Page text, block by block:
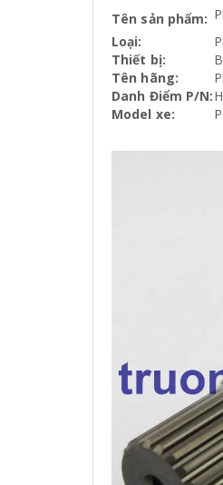
Tên sản phẩm:
Loại:
Thiết bị:
Tên hãng:
Danh Điểm P/N:
Model xe: